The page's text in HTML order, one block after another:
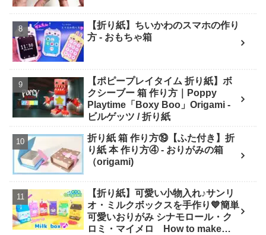
【折り紙】ちいかわのスマホの作り
方 - おもちゃ箱
【ポピープレイタイム 折り紙】ボ
クシーブー 箱 作り方｜Poppy
Playtime「Boxy Boo」Origami -
ビルゲッツ / 折り紙
折り紙 箱 作り方⑲【ふた付き】折
り紙 本 作り方④ - おりがみの箱
（origami)
【折り紙】可愛い小物入れ♪サンリ
オ・ミルクボックスを手作り💙簡単
可愛いおりがみ シナモロール・ク
ロミ・マイメロ How to make